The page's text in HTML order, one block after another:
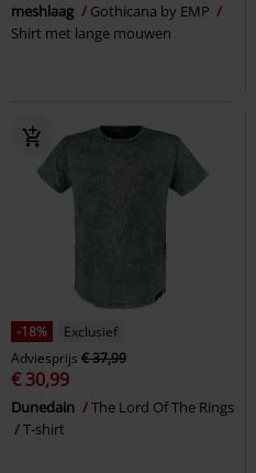
meshlaag
Gothicana by EMP
Shirt met lange mouwen
-18%
Exclusief
Adviesprijs € 37,99
€ 30,99
Dunedain
The Lord Of The Rings
T-shirt